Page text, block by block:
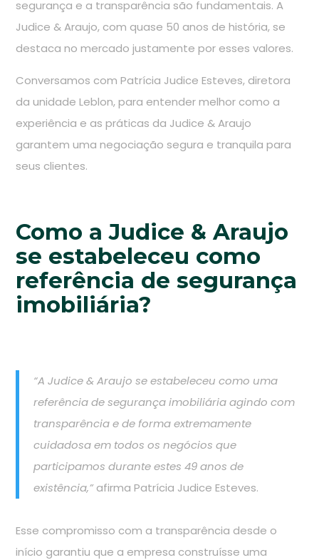
segurança e a transparência são fundamentais. A
Judice & Araujo, com quase 50 anos de história, se
destaca no mercado justamente por esses valores.
Conversamos com Patrícia Judice Esteves, diretora
da unidade Leblon, para entender melhor como a
experiência e as práticas da Judice & Araujo
garantem uma negociação segura e tranquila para
seus clientes.
Como a Judice & Araujo
se estabeleceu como
referência de segurança
imobiliária?
“A Judice & Araujo se estabeleceu como uma
referência de segurança imobiliária agindo com
transparência e de forma extremamente
cuidadosa em todos os negócios que
participamos durante estes 49 anos de
existência,”afirma Patrícia Judice Esteves.
Esse compromisso com a transparência desde o
início garantiu que a empresa construísse uma